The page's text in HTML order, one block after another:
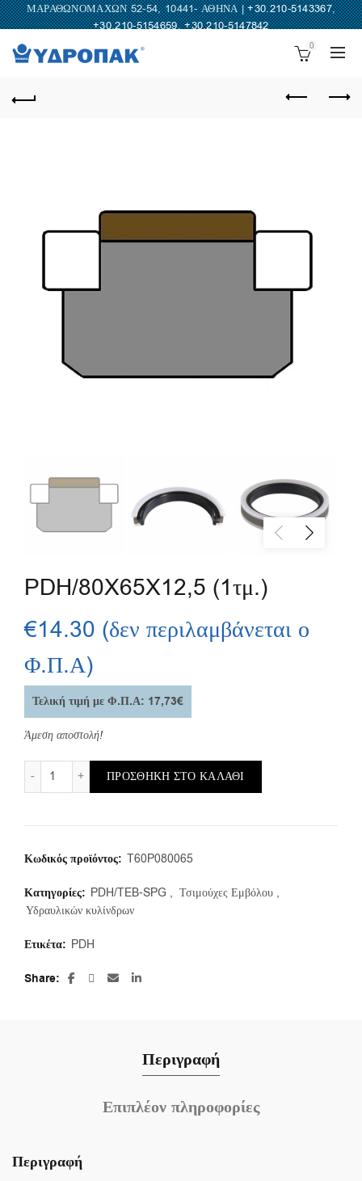
ΜΑΡΑΘΩΝΟΜΑΧΩΝ 52-54, 10441- ΑΘΗΝΑ |+30.210-5143367,
+30.210-5154659,+30.210-5147842
0
PDH/80X65X12,5 (1τμ.)
€14.30 (δεν περιλαμβάνεται ο
Φ.Π.Α)
Τελική τιμή με Φ.Π.Α: 17,73€
Άμεση αποστολή!
PDH/80X65X12,5 (1τμ.) ποσότητα
ΠΡΟΣΘΉΚΗ ΣΤΟ ΚΑΛΆΘΙ
Κωδικός προϊόντος: T60P080065
Κατηγορίες: PDH/TEB-SPG , Τσιμούχες Εμβόλου ,
Υδραυλικών κυλίνδρων
Ετικέτα: PDH
Share
Περιγραφή
Επιπλέον πληροφορίες
Περιγραφή